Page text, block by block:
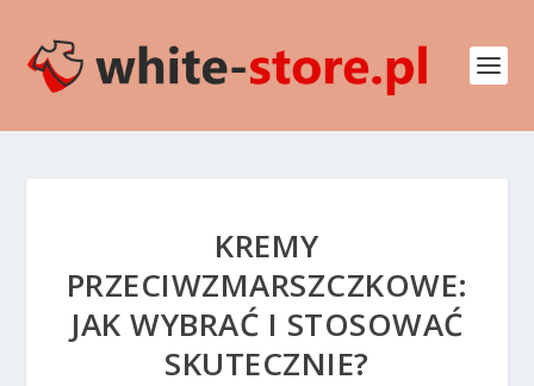
KREMY
PRZECIWZMARSZCZKOWE:
JAK WYBRAĆ I STOSOWAĆ
SKUTECZNIE?